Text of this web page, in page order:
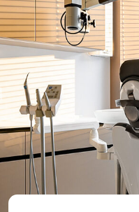
Лет в стоматологии